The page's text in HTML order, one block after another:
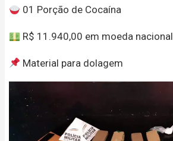
01 Porção de Cocaína
R$ 11.940,00 em moeda nacional
Material para dolagem